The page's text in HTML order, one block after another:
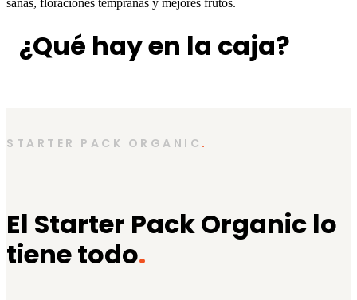
¿Qué hay en la caja?
STARTER PACK ORGANIC .
El Starter Pack Organic lo
tiene todo.